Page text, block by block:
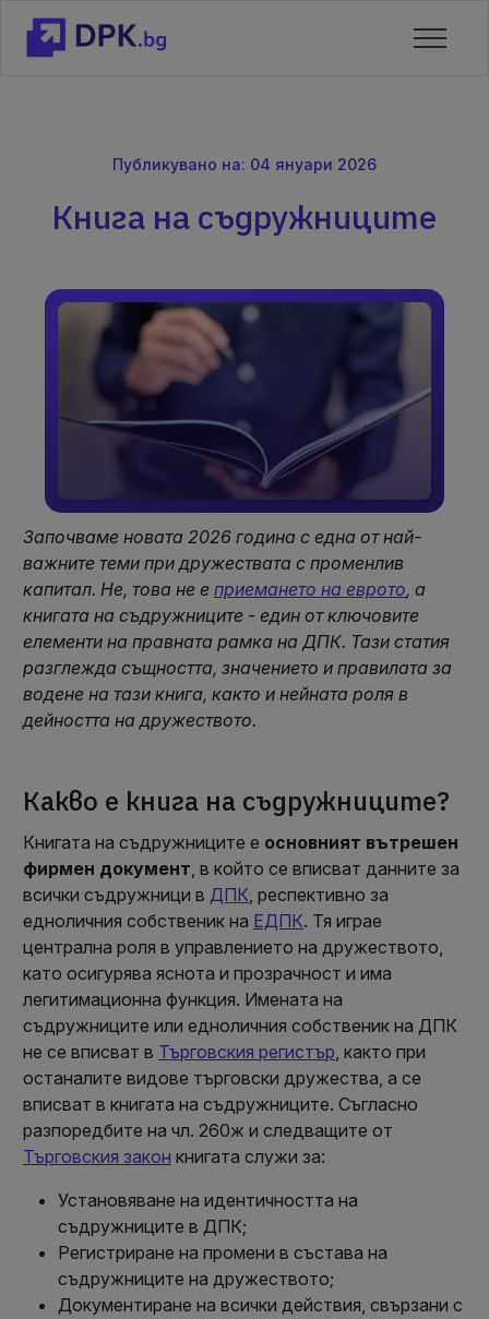
Публикувано на: 04 януари 2026
Книга на съдружниците
Започваме новата 2026 година с една от най-
важните теми при дружествата с променлив
капитал. Не, това не е приемането на еврото, а
книгата на съдружниците - един от ключовите
елементи на правната рамка на ДПК. Тази статия
разглежда същността, значението и правилата за
водене на тази книга, както и нейната роля в
дейността на дружеството.
Какво е книга на съдружниците?
Книгата на съдружниците е основният вътрешен
фирмен документ, в който се вписват данните за
всички съдружници в ДПК, респективно за
едноличния собственик на ЕДПК. Тя играе
централна роля в управлението на дружеството,
като осигурява яснота и прозрачност и има
легитимационна функция. Имената на
съдружниците или едноличния собственик на ДПК
не се вписват в Търговския регистър, както при
останалите видове търговски дружества, а се
вписват в книгата на съдружниците. Съгласно
разпоредбите на чл. 260ж и следващите от
Търговския закон книгата служи за:
Установяване на идентичността на
съдружниците в ДПК;
Регистриране на промени в състава на
съдружниците на дружеството;
Документиране на всички действия, свързани с